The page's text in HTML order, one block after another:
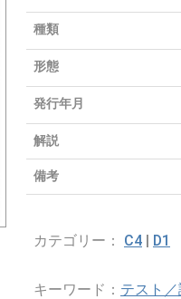
種類
形態
発行年月
解説
備考
カテゴリー： C4 | D1
キーワード： テスト